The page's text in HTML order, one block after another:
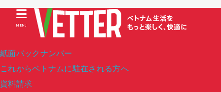
紙面バックナンバー
これからベトナムに駐在される方へ
資料請求
MENU